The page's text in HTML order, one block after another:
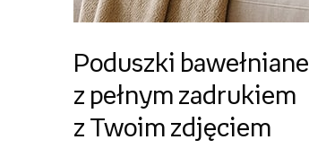
Poduszki bawełniane
z pełnym zadrukiem
z Twoim zdjęciem